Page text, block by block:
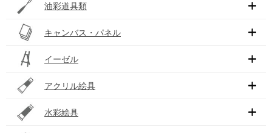
油彩道具類
キャンバス・パネル
イーゼル
アクリル絵具
水彩絵具